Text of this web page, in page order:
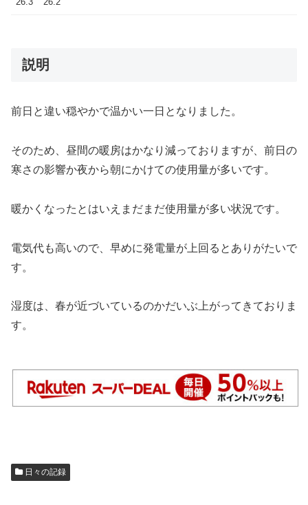
説明
前日と違い穏やかで温かい一日となりました。
そのため、昼間の暖房はかなり減っておりますが、前日の
寒さの影響か夜から朝にかけての使用量が多いです。
暖かくなったとはいえまだまだ使用量が多い状況です。
電気代も高いので、早めに発電量が上回るとありがたいで
す。
湿度は、春が近づいているのかだいぶ上がってきておりま
す。
日々の記録